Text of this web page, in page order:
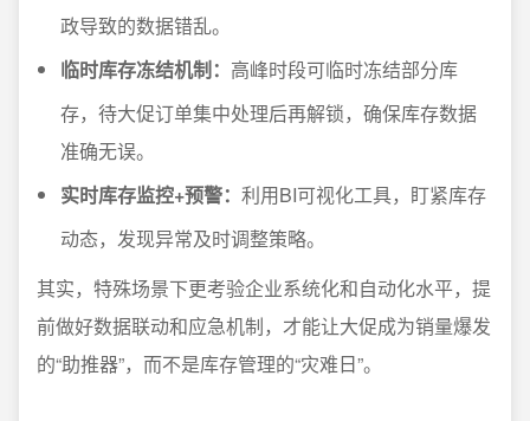
政导致的数据错乱。
临时库存冻结机制： 高峰时段可临时冻结部分库
存，待大促订单集中处理后再解锁，确保库存数据
准确无误。
实时库存监控+预警： 利用BI可视化工具，盯紧库存
动态，发现异常及时调整策略。
其实，特殊场景下更考验企业系统化和自动化水平，提
前做好数据联动和应急机制，才能让大促成为销量爆发
的“助推器”，而不是库存管理的“灾难日”。